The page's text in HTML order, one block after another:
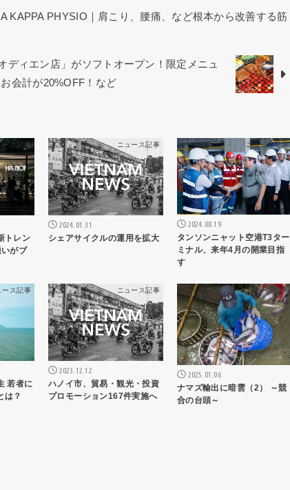
KAPPA PHYSIO｜肩こり、腰痛、など根本から改善する筋
ィエン店」がソフトオープン！限定メニュ
会計が20%OFF！など
ース記事
トレン
いがブ
ニュース記事
2024.01.31
シェアサイクルの運用を拡大
ニュース記事
2024.08.19
タンソンニャット空港T3ター
ミナル、来年4月の開業目指
す
ース記事
若者に
は？
ニュース記事
2023.12.12
ハノイ市、貿易・観光・投資
プロモーション167件実施へ
ニュース記事
2025.01.06
ナマズ輸出に暗雲（2） ～競
合の台頭～